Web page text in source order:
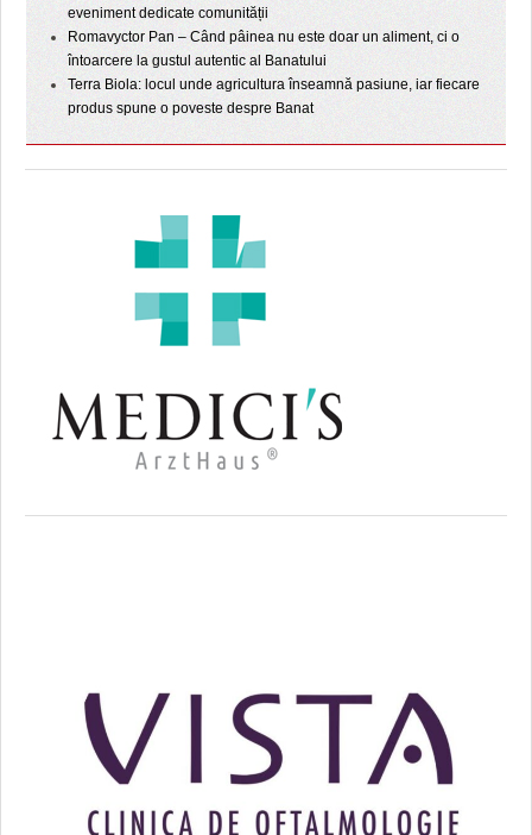
eveniment dedicate comunității
Romavyctor Pan – Când pâinea nu este doar un aliment, ci o
întoarcere la gustul autentic al Banatului
Terra Biola: locul unde agricultura înseamnă pasiune, iar fiecare
produs spune o poveste despre Banat